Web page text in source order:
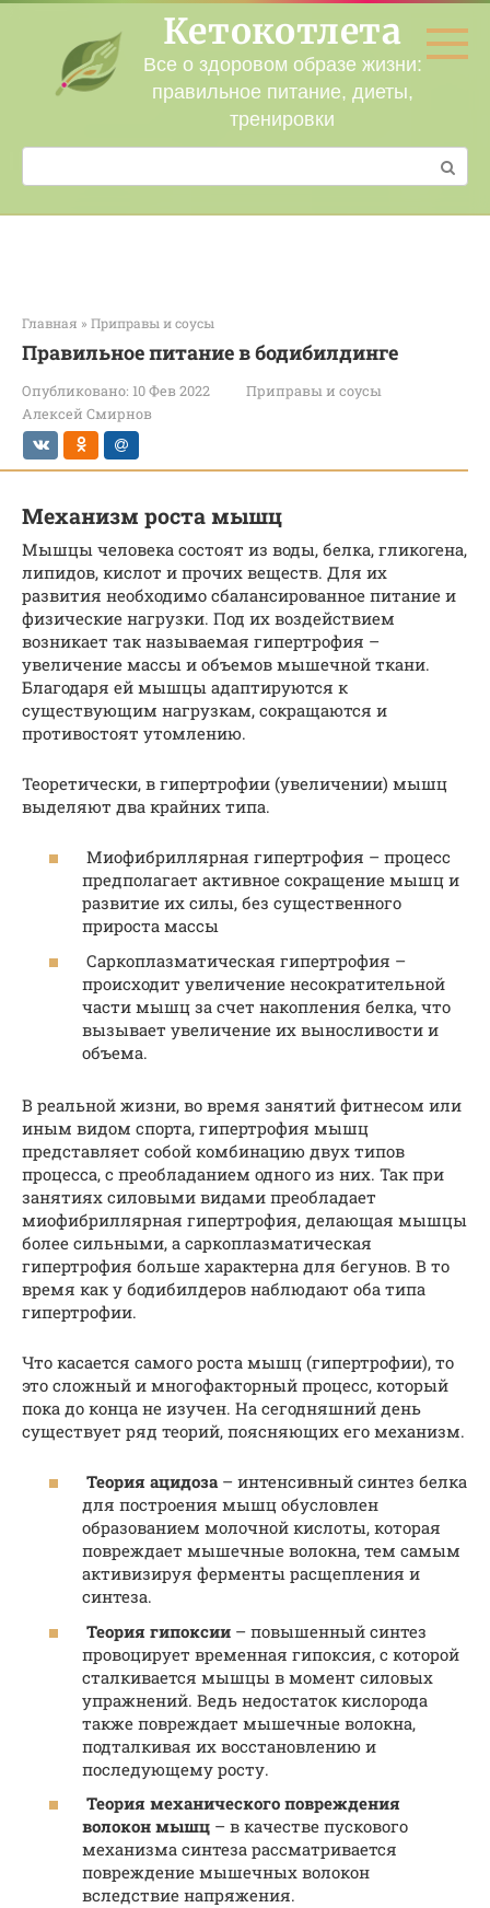
Перейти
контенту
Кетокотлета
Все о здоровом образе жизни:
правильное питание, диеты,
тренировки
Поиск:
Главная » Приправы и соусы
Правильное питание в бодибилдинге
Опубликовано: 10 Фев 2022
Приправы и соусы
Алексей Смирнов
Механизм роста мышц
Мышцы человека состоят из воды, белка, гликогена,
липидов, кислот и прочих веществ. Для их
развития необходимо сбалансированное питание и
физические нагрузки. Под их воздействием
возникает так называемая гипертрофия –
увеличение массы и объемов мышечной ткани.
Благодаря ей мышцы адаптируются к
существующим нагрузкам, сокращаются и
противостоят утомлению.
Теоретически, в гипертрофии (увеличении) мышц
выделяют два крайних типа.
Миофибриллярная гипертрофия – процесс
предполагает активное сокращение мышц и
развитие их силы, без существенного
прироста массы
Саркоплазматическая гипертрофия –
происходит увеличение несократительной
части мышц за счет накопления белка, что
вызывает увеличение их выносливости и
объема.
В реальной жизни, во время занятий фитнесом или
иным видом спорта, гипертрофия мышц
представляет собой комбинацию двух типов
процесса, с преобладанием одного из них. Так при
занятиях силовыми видами преобладает
миофибриллярная гипертрофия, делающая мышцы
более сильными, а саркоплазматическая
гипертрофия больше характерна для бегунов. В то
время как у бодибилдеров наблюдают оба типа
гипертрофии.
Что касается самого роста мышц (гипертрофии), то
это сложный и многофакторный процесс, который
пока до конца не изучен. На сегодняшний день
существует ряд теорий, поясняющих его механизм.
Теория ацидоза– интенсивный синтез белка
для построения мышц обусловлен
образованием молочной кислоты, которая
повреждает мышечные волокна, тем самым
активизируя ферменты расщепления и
синтеза.
Теория гипоксии – повышенный синтез
провоцирует временная гипоксия, с которой
сталкивается мышцы в момент силовых
упражнений. Ведь недостаток кислорода
также повреждает мышечные волокна,
подталкивая их восстановлению и
последующему росту.
Теория механического повреждения
волокон мышц – в качестве пускового
механизма синтеза рассматривается
повреждение мышечных волокон
вследствие напряжения.